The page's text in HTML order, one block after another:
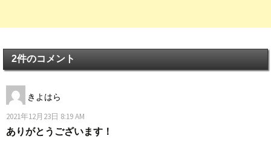
2件のコメント
きよはら
2021年12月23日 8:19 AM
ありがとうございます！